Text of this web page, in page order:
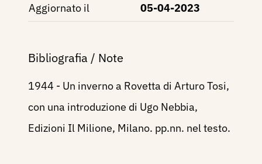
Aggiornato il
05-04-2023
Bibliografia / Note
1944 - Un inverno a Rovetta di Arturo Tosi,
con una introduzione di Ugo Nebbia,
Edizioni Il Milione, Milano. pp.nn. nel testo.